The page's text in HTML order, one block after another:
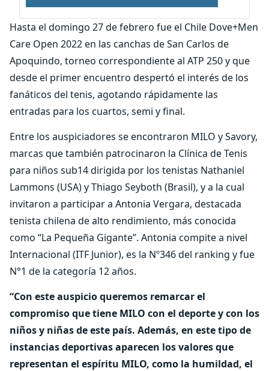
Hasta el domingo 27 de febrero fue el Chile Dove+Men
Care Open 2022 en las canchas de San Carlos de
Apoquindo, torneo correspondiente al ATP 250 y que
desde el primer encuentro despertó el interés de los
fanáticos del tenis, agotando rápidamente las
entradas para los cuartos, semi y final.
Entre los auspiciadores se encontraron MILO y Savory,
marcas que también patrocinaron la Clínica de Tenis
para niños sub14 dirigida por los tenistas Nathaniel
Lammons (USA) y Thiago Seyboth (Brasil), y a la cual
invitaron a participar a Antonia Vergara, destacada
tenista chilena de alto rendimiento, más conocida
como “La Pequeña Gigante”. Antonia compite a nivel
Internacional (ITF Junior), es la Nº346 del ranking y fue
N°1 de la categoría 12 años.
“Con este auspicio queremos remarcar el
compromiso que tiene MILO con el deporte y con los
niños y niñas de este país. Además, en este tipo de
instancias deportivas aparecen los valores que
representan el espíritu MILO, como la humildad, el